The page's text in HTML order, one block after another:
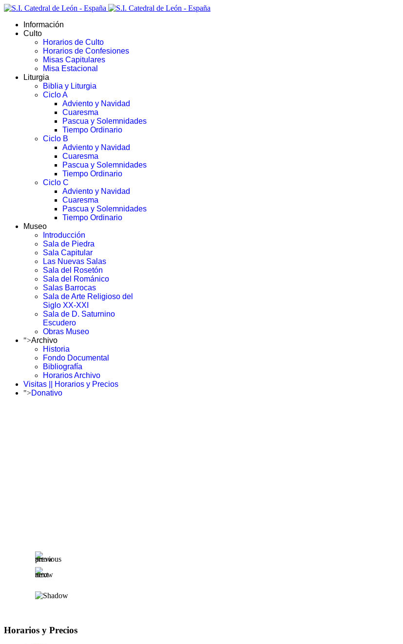
Información
Culto
Horarios de Culto
Horarios de Confesiones
Misas Capitulares
Misa Estacional
Liturgia
Biblia y Liturgia
Ciclo A
Adviento y Navidad
Cuaresma
Pascua y Solemnidades
Tiempo Ordinario
Ciclo B
Adviento y Navidad
Cuaresma
Pascua y Solemnidades
Tiempo Ordinario
Ciclo C
Adviento y Navidad
Cuaresma
Pascua y Solemnidades
Tiempo Ordinario
Museo
Introducción
Sala de Piedra
Sala Capitular
Las Nuevas Salas
Sala del Rosetón
Sala del Románico
Salas Barrocas
Sala de Arte Religioso del
Siglo XX-XXI
Sala de D. Saturnino
Escudero
Obras Museo
">Archivo
Historia
Fondo Documental
Bibliografía
Horarios Archivo
Visitas || Horarios y Precios
">Donativo
Horarios y Precios